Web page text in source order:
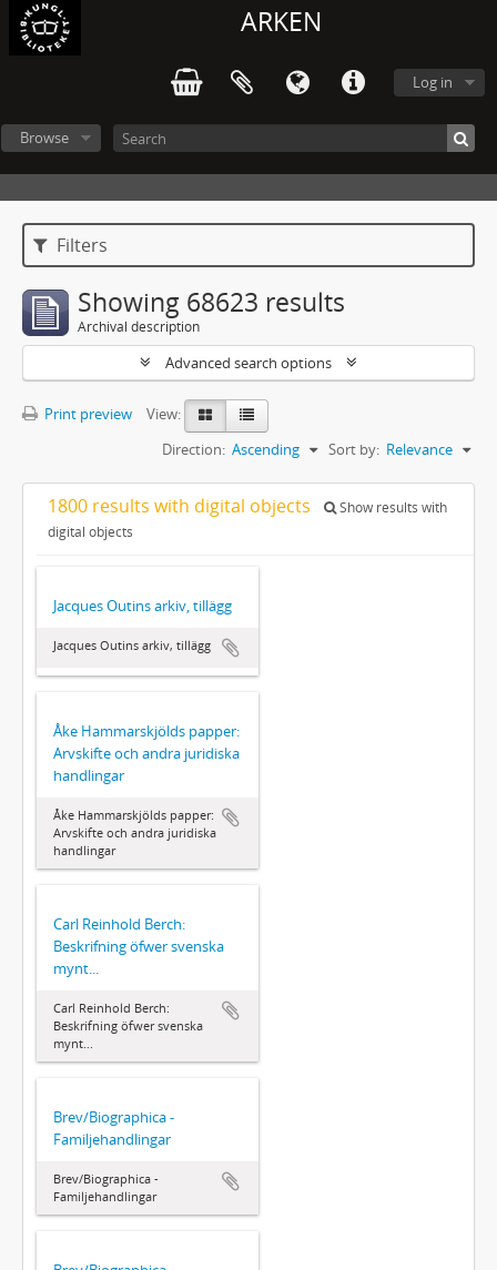
ARKEN
Log in
Browse
Filters
Showing 68623 results
Archival description
Advanced search options
Print preview
View:
Sort by: Relevance
Direction: Ascending
1800 results with digital objects
Show results with
digital objects
Jacques Outins arkiv, tillägg
Jacques Outins arkiv, tillägg
Åke Hammarskjölds papper:
Arvskifte och andra juridiska
handlingar
Åke Hammarskjölds papper:
Arvskifte och andra juridiska
handlingar
Carl Reinhold Berch:
Beskrifning öfwer svenska
mynt...
Carl Reinhold Berch:
Beskrifning öfwer svenska
mynt...
Brev/Biographica -
Familjehandlingar
Brev/Biographica -
Familjehandlingar